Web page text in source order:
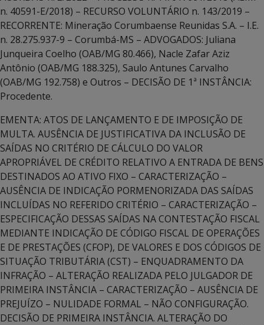
n. 40591-E/2018) – RECURSO VOLUNTÁRIO n. 143/2019 –
RECORRENTE: Mineração Corumbaense Reunidas S.A. – I.E.
n. 28.275.937-9 – Corumbá-MS – ADVOGADOS: Juliana
Junqueira Coelho (OAB/MG 80.466), Nacle Zafar Aziz
Antônio (OAB/MG 188.325), Saulo Antunes Carvalho
(OAB/MG 192.758) e Outros – DECISÃO DE 1ª INSTÂNCIA:
Procedente.
EMENTA: ATOS DE LANÇAMENTO E DE IMPOSIÇÃO DE
MULTA. AUSÊNCIA DE JUSTIFICATIVA DA INCLUSÃO DE
SAÍDAS NO CRITÉRIO DE CÁLCULO DO VALOR
APROPRIÁVEL DE CRÉDITO RELATIVO A ENTRADA DE BENS
DESTINADOS AO ATIVO FIXO – CARACTERIZAÇÃO –
AUSÊNCIA DE INDICAÇÃO PORMENORIZADA DAS SAÍDAS
INCLUÍDAS NO REFERIDO CRITÉRIO – CARACTERIZAÇÃO –
ESPECIFICAÇÃO DESSAS SAÍDAS NA CONTESTAÇÃO FISCAL
MEDIANTE INDICAÇÃO DE CÓDIGO FISCAL DE OPERAÇÕES
E DE PRESTAÇÕES (CFOP), DE VALORES E DOS CÓDIGOS DE
SITUAÇÃO TRIBUTÁRIA (CST) – ENQUADRAMENTO DA
INFRAÇÃO – ALTERAÇÃO REALIZADA PELO JULGADOR DE
PRIMEIRA INSTÂNCIA – CARACTERIZAÇÃO – AUSÊNCIA DE
PREJUÍZO – NULIDADE FORMAL – NÃO CONFIGURAÇÃO.
DECISÃO DE PRIMEIRA INSTÂNCIA. ALTERAÇÃO DO